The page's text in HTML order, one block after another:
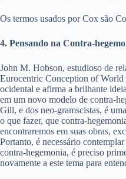
Os termos usados por Cox são
4. Pensando na Contra-
John M. Hobson, estudioso de
Eurocentric Conception of
ocidental e afirma a brilhante
em um novo modelo de contra-
Gill, e dos neo-gramscistas, é
o que fazer, que contra-
encontraremos em suas obras,
Portanto, é necessário
contra-hegemonia, é preciso
novamente a este tema para